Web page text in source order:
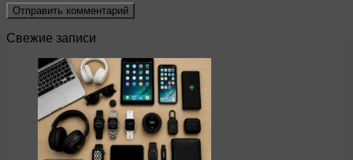
Свежие записи